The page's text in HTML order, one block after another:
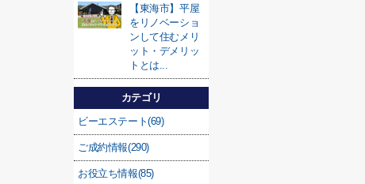
【東海市】平屋
をリノベーショ
ンして住むメリ
ット・デメリッ
トとは...
カテゴリ
ビーエステート(69)
ご成約情報(290)
お役立ち情報(85)